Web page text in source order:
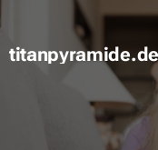
titanpyramide.de